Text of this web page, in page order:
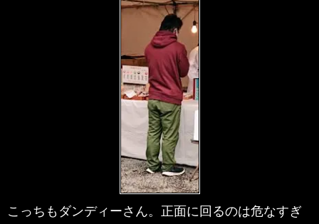
こっちもダンディーさん。正面に回るのは危なすぎ